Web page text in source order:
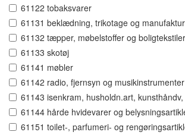
61122 tobaksvarer
61131 beklædning, trikotage og manufaktur
61132 tæpper, møbelstoffer og boligtekstiler
61133 skotøj
61141 møbler
61142 radio, fjernsyn og musikinstrumenter
61143 isenkram, husholdn.art,
61144 hårde hvidevarer og
61151 toilet-, parfumeri- og